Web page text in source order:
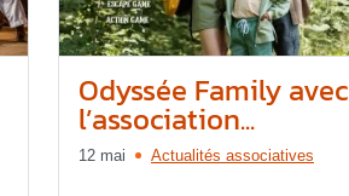
Odyssée Family avec
l’association...
12 mai Actualités associatives